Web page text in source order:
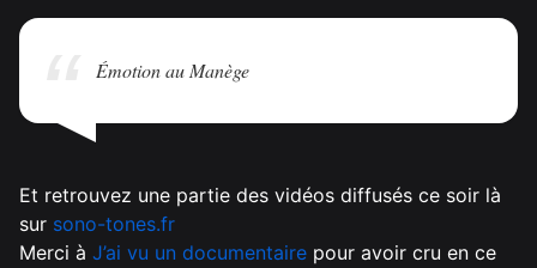
Émotion au Manège
Et retrouvez une partie des vidéos diffusés ce soir là
sur sono-tones.fr
Merci à J’ai vu un documentaire pour avoir cru en ce